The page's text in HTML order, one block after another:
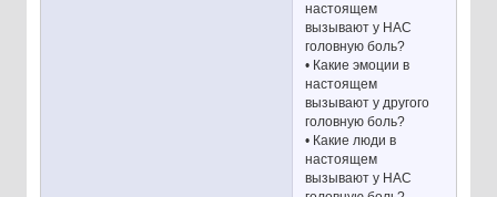
настоящем
вызывают у НАС
головную боль?
• Какие эмоции в
настоящем
вызывают у другого
головную боль?
• Какие люди в
настоящем
вызывают у НАС